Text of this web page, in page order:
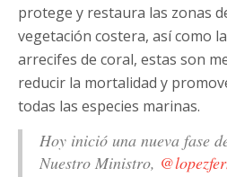
protege y restaura las zonas
vegetación costera, así como
arrecifes de coral, estas son
reducir la mortalidad y
todas las especies marinas.
Hoy inició una nueva fase
Nuestro Ministro,